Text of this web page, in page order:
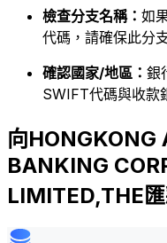
檢查分支名稱： 如
代碼，請確保此分
確認國家/地區： 銀
SWIFT代碼與收款
向HONGKONG
BANKING
LIMITED,THE